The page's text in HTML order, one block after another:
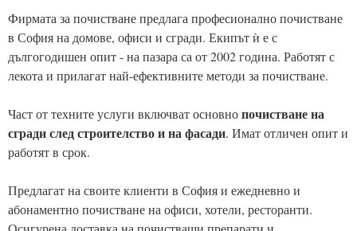
Фирмата за почистване предлага професионално почистване
в София на домове, офиси и сгради. Екипът ѝ е с
дългогодишен опит - на пазара са от 2002 година. Работят с
лекота и прилагат най-ефективните методи за почистване.
Част от техните услуги включват основнопочистване на
сгради след строителство и на фасади. Имат отличен опит и
работят в срок.
Предлагат на своите клиенти в София и ежедневно и
абонаментно почистване на офиси, хотели, ресторанти.